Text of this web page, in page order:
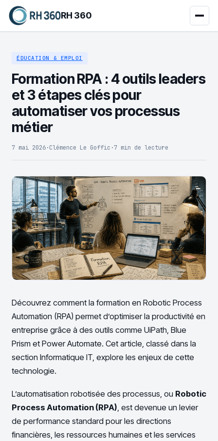
RH 360
ÉDUCATION & EMPLOI
Formation RPA : 4 outils leaders
et 3 étapes clés pour
automatiser vos processus
métier
7 mai 2026·Clémence Le Goffic ·7 min de lecture
Découvrez comment la formation en Robotic Process
Automation (RPA) permet d’optimiser la productivité en
entreprise grâce à des outils comme UiPath, Blue
Prism et Power Automate. Cet article, classé dans la
section Informatique IT, explore les enjeux de cette
technologie.
L’automatisation robotisée des processus, ou Robotic
Process Automation (RPA) , est devenue un levier
de performance standard pour les directions
financières, les ressources humaines et les services